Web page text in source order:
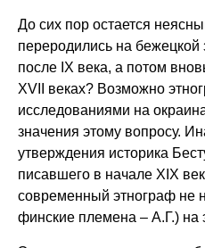
До сих пор остается
переродились на
после IX века, а потом
XVII веках? Возможно
исследованиями на
значения этому вопросу.
утверждения историка
писавшего в начале XIX
современный этнограф не
финские племена – А.Г.) на